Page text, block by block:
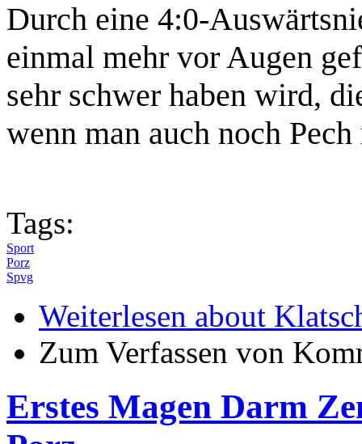
Durch eine 4:0-
einmal mehr vor Augen
sehr schwer haben wird,
wenn man auch noch
Tags:
Sport
Porz
Spvg
Weiterlesen about
Zum Verfassen von
Erstes Magen Darm